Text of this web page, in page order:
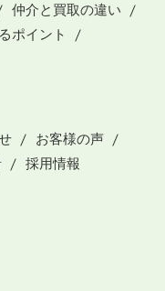
仲介と買取の違い
ポイント
お客様の声
採用情報